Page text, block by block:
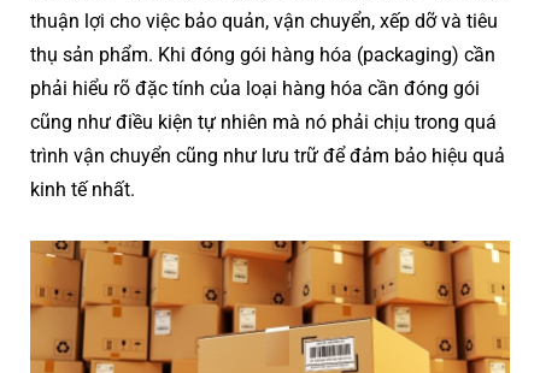
thuận lợi cho việc bảo quản, vận chuyển, xếp dỡ và tiêu
thụ sản phẩm. Khi đóng gói hàng hóa (packaging) cần
phải hiểu rõ đặc tính của loại hàng hóa cần đóng gói
cũng như điều kiện tự nhiên mà nó phải chịu trong quá
trình vận chuyển cũng như lưu trữ để đảm bảo hiệu quả
kinh tế nhất.